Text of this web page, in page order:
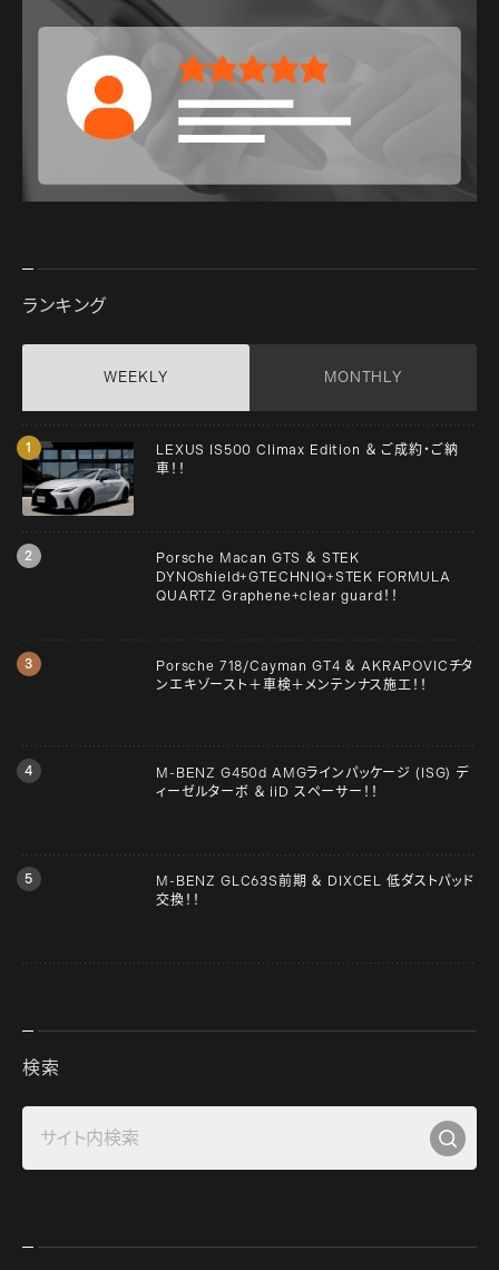
ランキング
WEEKLY MONTHLY
LEXUS IS500 Climax Edition ＆ ご成約・ご納
車！！
Porsche Macan GTS ＆ STEK
DYNOshield+GTECHNIQ+STEK FORMULA
QUARTZ Graphene+clear guard！！
Porsche 718/Cayman GT4 ＆ AKRAPOVICチタ
ンエキゾースト＋車検＋メンテンナス施工！！
M-BENZ G450d AMGラインパッケージ (ISG) デ
ィーゼルターボ ＆ iiD スペーサー！！
M-BENZ GLC63S前期 ＆ DIXCEL 低ダストパッド
交換！！
検索